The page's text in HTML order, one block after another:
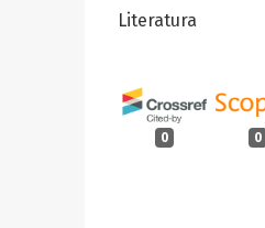
Literatura
0 0